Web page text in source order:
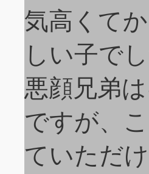
気高くて
しい子でし
悪顔兄弟
ですが、
ていただ